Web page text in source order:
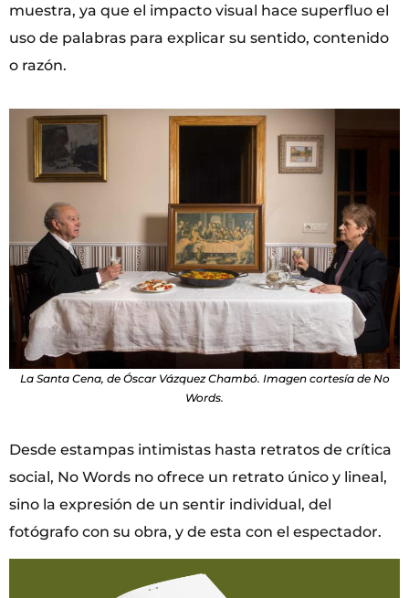
muestra, ya que el impacto visual hace superfluo el
uso de palabras para explicar su sentido, contenido
o razón.
La Santa Cena, de Óscar Vázquez Chambó. Imagen cortesía de No
Words.
Desde estampas intimistas hasta retratos de crítica
social, No Words no ofrece un retrato único y lineal,
sino la expresión de un sentir individual, del
fotógrafo con su obra, y de esta con el espectador.